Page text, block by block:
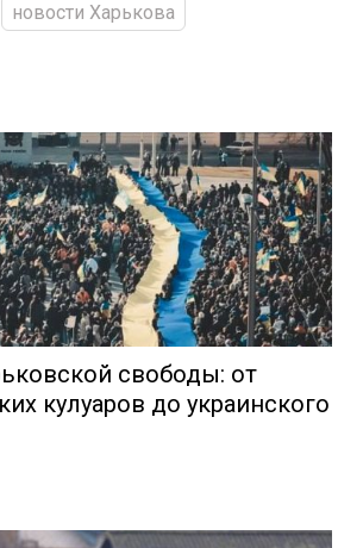
новости Харькова
свободы: от
кулуаров до украинского